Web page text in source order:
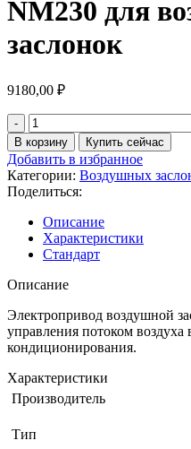
NM230 для
заслонок
9180,00 ₽
В корзину Купить сейчас
Добавить в избранное
Категории: Воздушных
Поделиться:
Описание
Характеристики
Стандарт
Описание
Электропривод воздушной
управления потоком воздуха
кондиционирования.
Характеристики
Производитель
Тип